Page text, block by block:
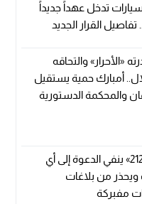
تدخل عهداً جديداً
القرار الجديد
«الأحرار» والتحاقه
أمبارك حمية يستقيل
والمحكمة الدستورية
«جيل زد 212» ينفي الدعوة إلى أي
ويحذر من بلاغات
مفبركة